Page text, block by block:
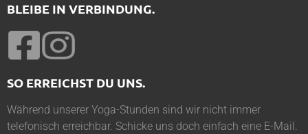
BLEIBE IN VERBINDUNG.
SO ERREICHST DU UNS.
Während unserer Yoga-Stunden sind wir nicht immer
telefonisch erreichbar. Schicke uns doch einfach eine E-Mail.